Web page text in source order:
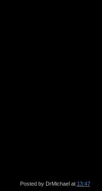
Posted by DrMichael at 13:47